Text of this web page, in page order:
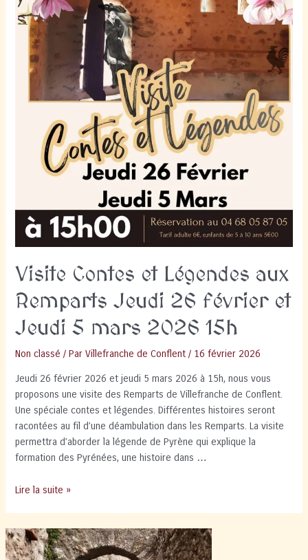
Visite Contes et Légendes aux
Remparts Jeudi 26 février et
Jeudi 5 mars 2026 15h
Non classé / ParVillefranche de Conflent / 16 février 2026
Jeudi 26 février 2026 et jeudi 5 mars 2026 à 15h, nous vous
proposons une visite des Remparts de Villefranche de Conflent.
Une spéciale contes et légendes. Différentes histoires seront
racontées au fil d’une déambulation dans les Remparts. La visite
permettra d’aborder la légende de Pyrène qui explique la
formation des Pyrénées, une histoire dans …
Visite
Légendes
aux
Lire la suite »